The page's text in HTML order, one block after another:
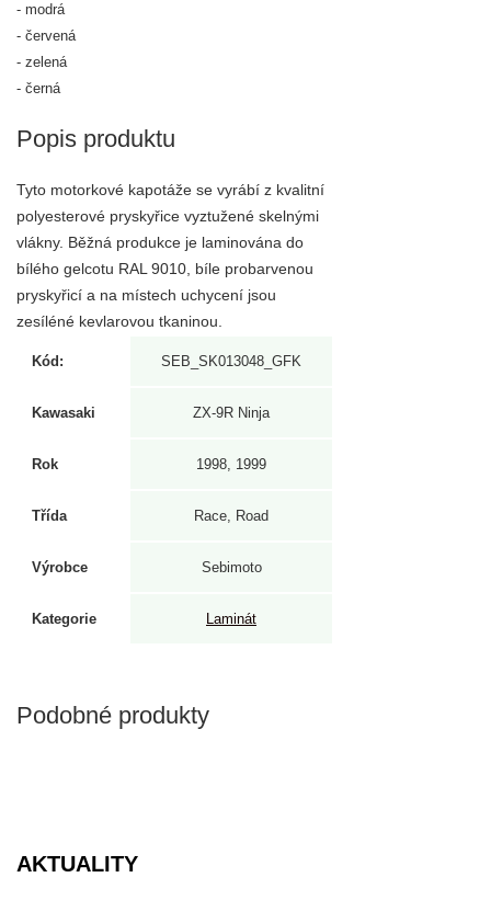
- modrá
- červená
- zelená
- černá
Popis produktu
Tyto motorkové kapotáže se vyrábí z kvalitní
polyesterové pryskyřice vyztužené skelnými
vlákny. Běžná produkce je laminována do
bílého gelcotu RAL 9010, bíle probarvenou
pryskyřicí a na místech uchycení jsou
zesíléné kevlarovou tkaninou.
Kód: SEB_SK013048_GFK
Kawasaki ZX-9R Ninja
Rok 1998, 1999
Třída Race, Road
Výrobce Sebimoto
Kategorie Laminát
Podobné produkty
AKTUALITY